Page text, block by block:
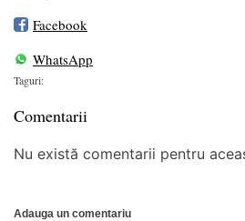
Facebook
WhatsApp
Taguri:
Comentarii
Nu există comentarii pentru
Adauga un comentariu